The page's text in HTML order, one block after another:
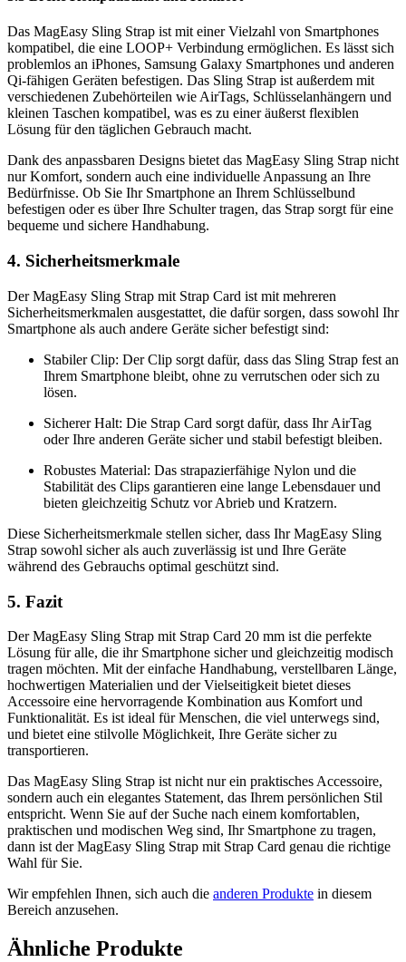
Das MagEasy Sling Strap ist mit einer Vielzahl von Smartphones
kompatibel, die eine LOOP+ Verbindung ermöglichen. Es lässt sich
problemlos an iPhones, Samsung Galaxy Smartphones und anderen
Qi-fähigen Geräten befestigen. Das Sling Strap ist außerdem mit
verschiedenen Zubehörteilen wie AirTags, Schlüsselanhängern und
kleinen Taschen kompatibel, was es zu einer äußerst flexiblen
Lösung für den täglichen Gebrauch macht.
Dank des anpassbaren Designs bietet das MagEasy Sling Strap nicht
nur Komfort, sondern auch eine individuelle Anpassung an Ihre
Bedürfnisse. Ob Sie Ihr Smartphone an Ihrem Schlüsselbund
befestigen oder es über Ihre Schulter tragen, das Strap sorgt für eine
bequeme und sichere Handhabung.
4. Sicherheitsmerkmale
Der MagEasy Sling Strap mit Strap Card ist mit mehreren
Sicherheitsmerkmalen ausgestattet, die dafür sorgen, dass sowohl Ihr
Smartphone als auch andere Geräte sicher befestigt sind:
Stabiler Clip: Der Clip sorgt dafür, dass das Sling Strap fest an
Ihrem Smartphone bleibt, ohne zu verrutschen oder sich zu
lösen.
Sicherer Halt: Die Strap Card sorgt dafür, dass Ihr AirTag
oder Ihre anderen Geräte sicher und stabil befestigt bleiben.
Robustes Material: Das strapazierfähige Nylon und die
Stabilität des Clips garantieren eine lange Lebensdauer und
bieten gleichzeitig Schutz vor Abrieb und Kratzern.
Diese Sicherheitsmerkmale stellen sicher, dass Ihr MagEasy Sling
Strap sowohl sicher als auch zuverlässig ist und Ihre Geräte
während des Gebrauchs optimal geschützt sind.
5. Fazit
Der MagEasy Sling Strap mit Strap Card 20 mm ist die perfekte
Lösung für alle, die ihr Smartphone sicher und gleichzeitig modisch
tragen möchten. Mit der einfache Handhabung, verstellbaren Länge,
hochwertigen Materialien und der Vielseitigkeit bietet dieses
Accessoire eine hervorragende Kombination aus Komfort und
Funktionalität. Es ist ideal für Menschen, die viel unterwegs sind,
und bietet eine stilvolle Möglichkeit, Ihre Geräte sicher zu
transportieren.
Das MagEasy Sling Strap ist nicht nur ein praktisches Accessoire,
sondern auch ein elegantes Statement, das Ihrem persönlichen Stil
entspricht. Wenn Sie auf der Suche nach einem komfortablen,
praktischen und modischen Weg sind, Ihr Smartphone zu tragen,
dann ist der MagEasy Sling Strap mit Strap Card genau die richtige
Wahl für Sie.
Wir empfehlen Ihnen, sich auch die anderen Produkte in diesem
Bereich anzusehen.
Ähnliche Produkte